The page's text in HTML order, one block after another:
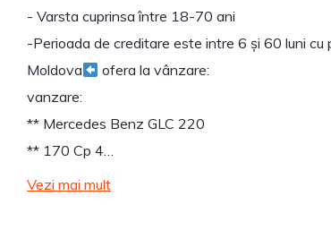
- Varsta cuprinsa între 18-70 ani
-Perioada de creditare este intre 6 și 60 luni
Moldova
ofera la vânzare:
vanzare:
** Mercedes Benz GLC 220
** 170 Cp 4…
Vezi mai mult